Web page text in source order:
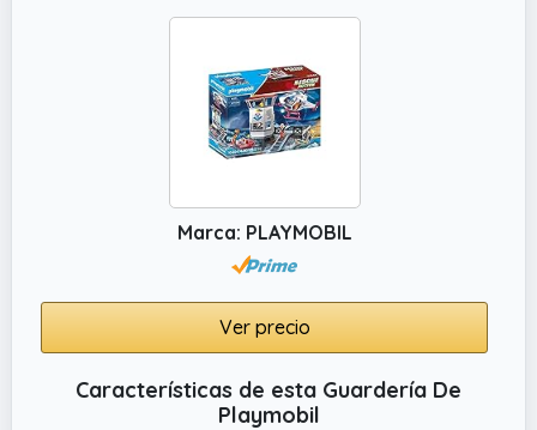
Marca: PLAYMOBIL
Ver precio
Características de esta Guardería De
Playmobil